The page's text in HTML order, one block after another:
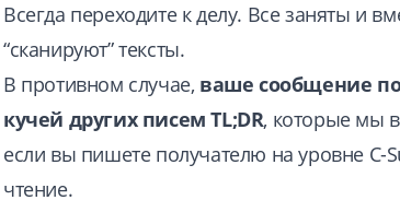
Всегда переходите к делу. Все заняты и
“сканируют” тексты.
В противном случае, ваше сообщение
кучей других писем TL;DR, которые мы
если вы пишете получателю на уровне C-
чтение.